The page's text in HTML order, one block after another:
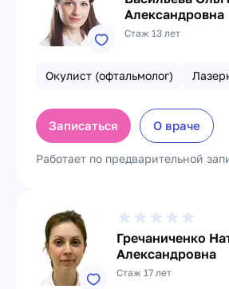
Александровна
Стаж 13 лет
Окулист (офтальмолог)
Записаться О враче
Работает по предварительной
Гречаниченко
Александровна
Стаж 17 лет